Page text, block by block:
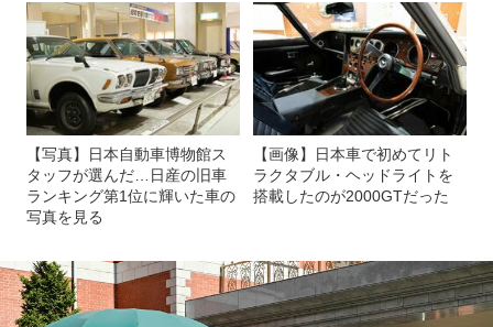
【写真】日本自動車博物館ス
タッフが選んだ…日産の旧車
ランキング第1位に輝いた車の
写真を見る
【画像】日本車で初めてリト
ラクタブル・ヘッドライトを
搭載したのが2000GTだった